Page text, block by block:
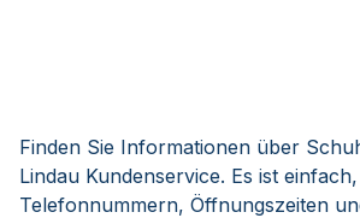
Finden Sie Informationen über
Lindau Kundenservice. Es ist einfach,
Telefonnummern, Öffnungszeiten